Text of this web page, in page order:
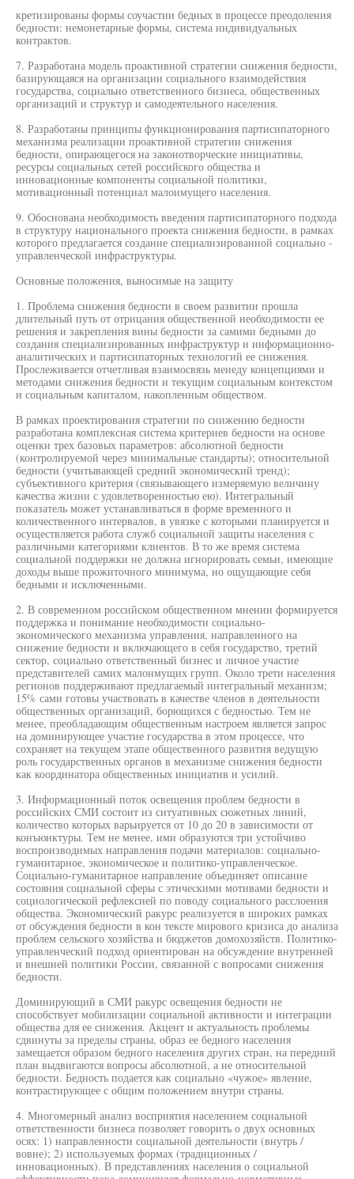
кретизированы формы соучастии бедных в процессе преодоления
бедности: немонетарные формы, система индивидуальных
контрактов.
7. Разработана модель проактивной стратегии снижения бедности,
базирующаяся на организации социального взаимодействия
государства, социально ответственного бизнеса, общественных
организаций и структур и самодеятельного населения.
8. Разработаны принципы функционирования партисипаторного
механизма реализации проактивной стратегии снижения
бедности, опирающегося на законотворческие инициативы,
ресурсы социальных сетей российского общества и
инновационные компоненты социальной политики,
мотивационный потенциал малоимущего населения.
9. Обоснована необходимость введения партисипаторного подхода
в структуру национального проекта снижения бедности, в рамках
которого предлагается создание специализированной социально -
управленческой инфраструктуры.
Основные положения, выносимые на защиту
1. Проблема снижения бедности в своем развитии прошла
длительный путь от отрицания общественной необходимости ее
решения и закрепления вины бедности за самими бедными до
создания специализированных инфраструктур и информационно-
аналитических и партисипаторных технологий ее снижения.
Прослеживается отчетливая взаимосвязь меиеду концепциями и
методами снижения бедности и текущим социальным контекстом
и социальным капиталом, накопленным обществом.
В рамках проектирования стратегии по снижению бедности
разработана комплексная система критериев бедности на основе
оценки трех базовых параметров: абсолютной бедности
(контролируемой через минимальные стандарты); относительной
бедности (учитывающей средний экономический тренд);
субъективного критерия (связывающего измеряемую величину
качества жизни с удовлетворенностью ею). Интегральный
показатель может устанавливаться в форме временного и
количественного интервалов, в увязке с которыми планируется и
осуществляется работа служб социальной защиты населения с
различными категориями клиентов. В то же время система
социальной поддержки не должна игнорировать семьи, имеющие
доходы выше прожиточного минимума, но ощущающие себя
бедными и исключенными.
2. В современном российском общественном мнении формируется
поддержка и понимание необходимости социально-
экономического механизма управления, направленного на
снижение бедности и включающего в себя государство, третий
сектор, социально ответственный бизнес и личное участие
представителей самих малоимущих групп. Около трети населения
регионов поддерживают предлагаемый интегральный механизм;
15% сами готовы участвовать в качестве членов в деятельности
общественных организаций, борющихся с бедностью. Тем не
менее, преобладающим общественным настроем является запрос
на доминирующее участие государства в этом процессе, что
сохраняет на текущем этапе общественного развития ведущую
роль государственных органов в механизме снижения бедности
как координатора общественных инициатив и усилий.
3. Информационный поток освещения проблем бедности в
российских СМИ состоит из ситуативных сюжетных линий,
количество которых варьируется от 10 до 20 в зависимости от
конъюнктуры. Тем не менее, ими образуются три устойчиво
воспроизводимых направления подачи материалов: социально-
гуманитарное, экономическое и политико-управленческое.
Социально-гуманитарное направление объединяет описание
состояния социальной сферы с этическими мотивами бедности и
социологической рефлексией по поводу социального расслоения
общества. Экономический ракурс реализуется в широких рамках
от обсуждения бедности в кон тексте мирового кризиса до анализа
проблем сельского хозяйства и бюджетов домохозяйств. Политико-
управленческий подход ориентирован на обсуждение внутренней
и внешней политики России, связанной с вопросами снижения
бедности.
Доминирующий в СМИ ракурс освещения бедности не
способствует мобилизации социальной активности и интеграции
общества для ее снижения. Акцент и актуальность проблемы
сдвинуты за пределы страны, образ ее бедного населения
замещается образом бедного населения других стран, на передний
план выдвигаются вопросы абсолютной, а не относительной
бедности. Бедность подается как социально «чужое» явление,
контрастирующее с общим положением внутри страны.
4. Многомерный анализ восприятия населением социальной
ответственности бизнеса позволяет говорить о двух основных
осях: 1) направленности социальной деятельности (внутрь /
вовне); 2) используемых формах (традиционных /
инновационных). В представлениях населения о социальной